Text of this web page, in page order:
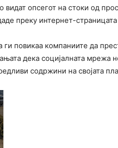
опсегот на стоки од
преку интернет-страницата
повикаа компаниите да
дека социјалната мрежа
содржини на својата